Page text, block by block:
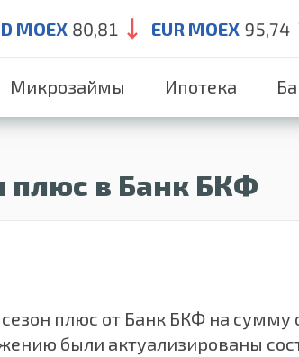
MOEX 80,81 EUR MOEX 95,74
Микрозаймы Ипотека
плюс в Банк БКФ
плюс от Банк БКФ на сумму
были актуализированы